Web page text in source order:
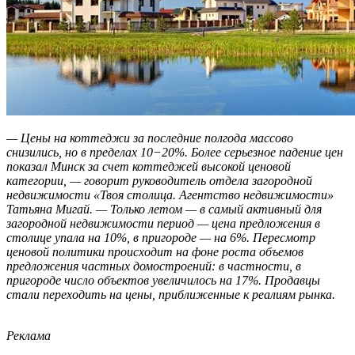
— Цены на коттеджи за последние полгода массово
снизились, но в пределах 10−20%. Более серьезное падение цен
показал Минск за счет коттеджей высокой ценовой
категории, — говорит руководитель отдела загородной
недвижимости «Твоя столица. Агентство недвижимости»
Татьяна Мигай. — Только летом — в самый активный для
загородной недвижимости период — цена предложения в
столице упала на 10%, в пригороде — на 6%. Пересмотр
ценовой политики происходит на фоне роста объемов
предложения частных домостроений: в частности, в
пригороде число объектов увеличилось на 17%. Продавцы
стали переходить на цены, приближенные к реалиям рынка.
Реклама